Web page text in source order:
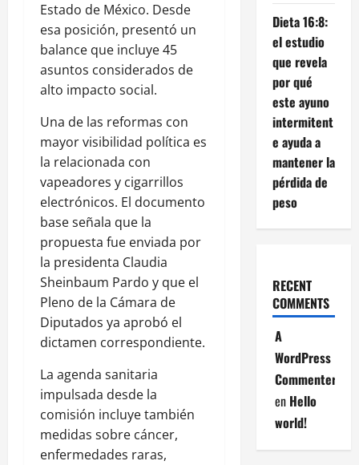
Estado de México. Desde
esa posición, presentó un
balance que incluye 45
asuntos considerados de
alto impacto social.
Una de las reformas con
mayor visibilidad política es
la relacionada con
vapeadores y cigarrillos
electrónicos. El documento
base señala que la
propuesta fue enviada por
la presidenta Claudia
Sheinbaum Pardo y que el
Pleno de la Cámara de
Diputados ya aprobó el
dictamen correspondiente.
La agenda sanitaria
impulsada desde la
comisión incluye también
medidas sobre cáncer,
enfermedades raras,
Dieta 16:8:
el estudio
que revela
por qué
este ayuno
intermitent
e ayuda a
mantener la
pérdida de
peso
RECENT
COMMENTS
A
WordPress
Commenter
en Hello
world!